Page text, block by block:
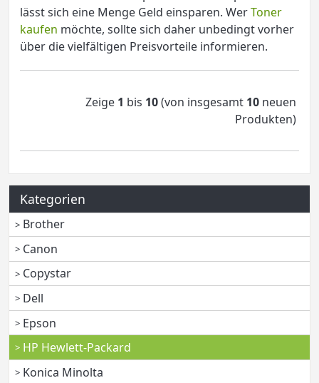
lässt sich eine Menge Geld einsparen. WerToner
kaufen möchte, sollte sich daher unbedingt vorher
über die vielfältigen Preisvorteile informieren.
Zeige 1 bis 10(von insgesamt 10 neuen
Produkten)
Kategorien
Brother
Canon
Copystar
Dell
Epson
HP Hewlett-Packard
Konica Minolta